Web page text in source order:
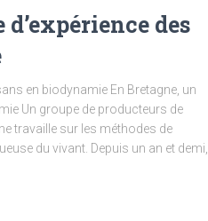
des
en biodynamie En Bretagne, un
Un groupe de producteurs de
travaille sur les méthodes de
du vivant. Depuis un an et demi,